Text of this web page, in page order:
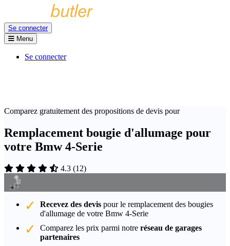
Se connecter
Menu
Se connecter
Comparez gratuitement des propositions de devis pour
Remplacement bougie d'allumage pour
votre Bmw 4-Serie
4.3 (12)
Recevez des devis pour le remplacement des bougies
d'allumage de votre Bmw 4-Serie
Comparez les prix parmi notre réseau de garages
partenaires